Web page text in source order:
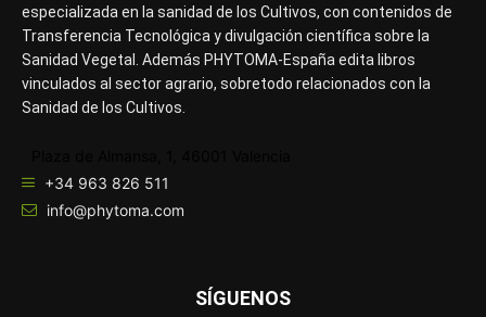
especializada en la sanidad de los Cultivos, con contenidos de
Transferencia Tecnológica y divulgación científica sobre la
Sanidad Vegetal. Además PHYTOMA-España edita libros
vinculados al sector agrario, sobretodo relacionados con la
Sanidad de los Cultivos.
+34 963 826 511
info@phytoma.com
SÍGUENOS